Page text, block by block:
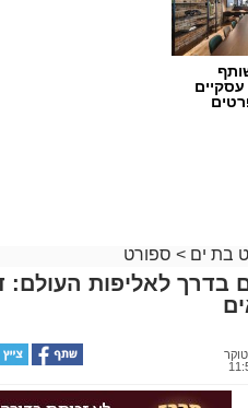
עסקיים
בת ים > ספורט
בדרך לאליפות העולם: